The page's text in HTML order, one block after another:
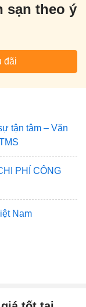
sạn theo ý
đãi
tận tâm – Văn
PHÍ CÔNG
Nam